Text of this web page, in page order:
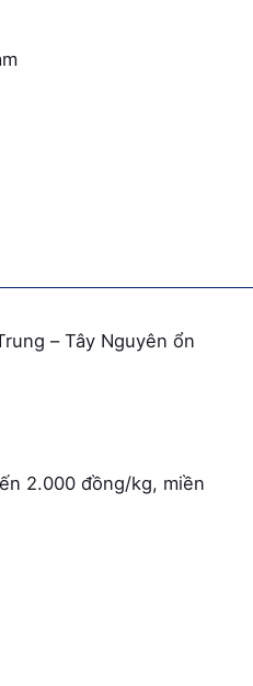
– Tây Nguyên ổn
2.000 đồng/kg, miền